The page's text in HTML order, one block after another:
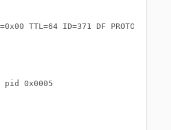
TTL=64 ID=371 DF PROTO=UDP
0x0005